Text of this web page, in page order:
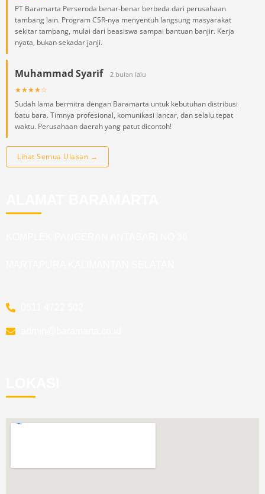
PT Baramarta Perseroda benar-benar berbeda dari perusahaan
tambang lain. Program CSR-nya menyentuh langsung masyarakat
sekitar tambang, mulai dari beasiswa sampai bantuan banjir. Kerja
nyata, bukan sekadar janji.
Muhammad Syarif 2 bulan lalu
★★★★☆
Sudah lama bermitra dengan Baramarta untuk kebutuhan distribusi
batu bara. Timnya profesional, komunikasi lancar, dan selalu tepat
waktu. Perusahaan daerah yang patut dicontoh!
Lihat Semua Ulasan →